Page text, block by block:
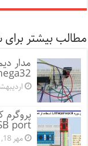
مطالب بیشتر
اردیبهشت
port
مهر 18, 1399